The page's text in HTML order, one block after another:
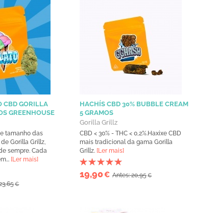
CBD GORILLA
GREENHOUSE
tamanho das
Gorilla Grillz,
sempre. Cada
[Ler mais]
€
HACHÍS CBD 30% BUBBLE CREAM
5 GRAMOS
Gorilla Grillz
CBD < 30% - THC < 0,2%.Haxixe CBD
mais tradicional da gama Gorilla
Grillz. [Ler mais]
19,90€ Antes: 20,95€